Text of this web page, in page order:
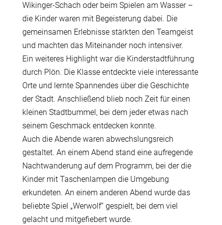
Wikinger-Schach oder beim Spielen am Wasser –
die Kinder waren mit Begeisterung dabei. Die
gemeinsamen Erlebnisse stärkten den Teamgeist
und machten das Miteinander noch intensiver.
Ein weiteres Highlight war die Kinderstadtführung
durch Plön. Die Klasse entdeckte viele interessante
Orte und lernte Spannendes über die Geschichte
der Stadt. Anschließend blieb noch Zeit für einen
kleinen Stadtbummel, bei dem jeder etwas nach
seinem Geschmack entdecken konnte.
Auch die Abende waren abwechslungsreich
gestaltet. An einem Abend stand eine aufregende
Nachtwanderung auf dem Programm, bei der die
Kinder mit Taschenlampen die Umgebung
erkundeten. An einem anderen Abend wurde das
beliebte Spiel „Werwolf“ gespielt, bei dem viel
gelacht und mitgefiebert wurde.